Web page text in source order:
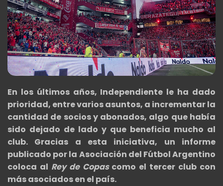
En los últimos años, Independiente le ha dado
prioridad, entre varios asuntos, a incrementar la
cantidad de socios y abonados, algo que había
sido dejado de lado y que beneficia mucho al
club. Gracias a esta iniciativa, un informe
publicado por la Asociación del Fútbol Argentino
coloca al Rey de Copascomo el tercer club con
más asociados en el país.